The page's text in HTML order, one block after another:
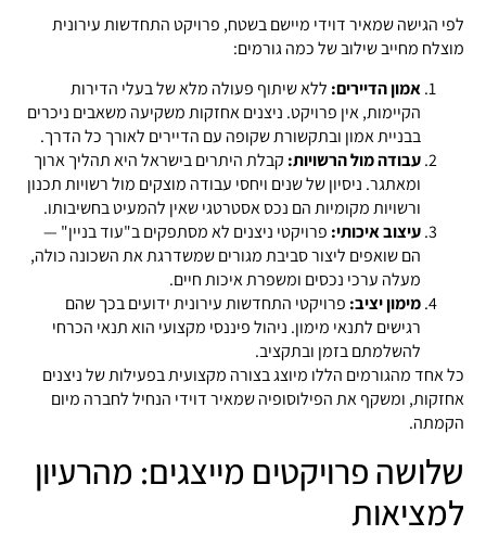
לפי הגישה שמאיר דוידי מיישם בשטח, פרויקט התחדשות עירונית
מוצלח מחייב שילוב של כמה גורמים:
אמון הדיירים: ללא שיתוף פעולה מלא של בעלי הדירות
הקיימות, אין פרויקט. ניצנים אחזקות משקיעה משאבים ניכרים
בבניית אמון ובתקשורת שקופה עם הדיירים לאורך כל הדרך.
עבודה מול הרשויות: קבלת היתרים בישראל היא תהליך ארוך
ומאתגר. ניסיון של שנים ויחסי עבודה מוצקים מול רשויות תכנון
ורשויות מקומיות הם נכס אסטרטגי שאין להמעיט בחשיבותו.
עיצוב איכותי: פרויקטי ניצנים לא מסתפקים ב"עוד בניין" —
הם שואפים ליצור סביבת מגורים שמשדרגת את השכונה כולה,
מעלה ערכי נכסים ומשפרת איכות חיים.
מימון יציב: פרויקטי התחדשות עירונית ידועים בכך שהם
רגישים לתנאי מימון. ניהול פיננסי מקצועי הוא תנאי הכרחי
להשלמתם בזמן ובתקציב.
כל אחד מהגורמים הללו מיוצג בצורה מקצועית בפעילות של ניצנים
אחזקות, ומשקף את הפילוסופיה שמאיר דוידי הנחיל לחברה מיום
הקמתה.
שלושה פרויקטים מייצגים: מהרעיון
למציאות